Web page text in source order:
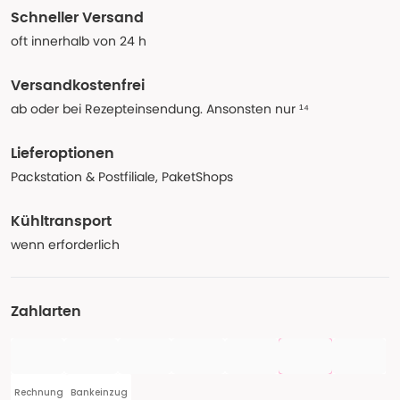
Schneller Versand
oft innerhalb von 24 h
Versandkostenfrei
ab oder bei Rezepteinsendung. Ansonsten nur ¹⁴
Lieferoptionen
Packstation & Postfiliale, PaketShops
Kühltransport
wenn erforderlich
Zahlarten
Rechnung Bankeinzug